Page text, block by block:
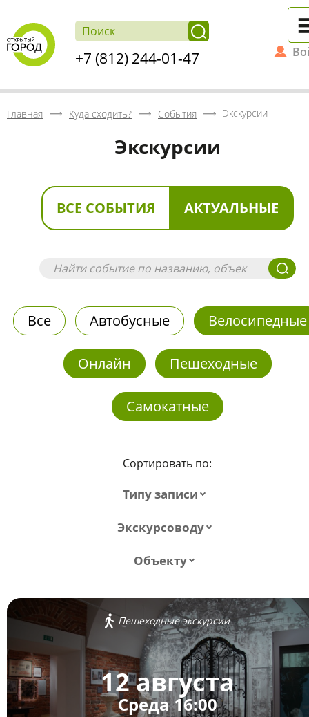
+7 (812) 244-01-47
Главная Куда сходить? События Экскурсии
Экскурсии
ВСЕ СОБЫТИЯ АКТУАЛЬНЫЕ
Все Автобусные Велосипедные
Онлайн Пешеходные
Самокатные
Сортировать по:
Типу записи
Экскурсоводу
Объекту
Пешеходные экскурсии
12 августа
Среда 16:00